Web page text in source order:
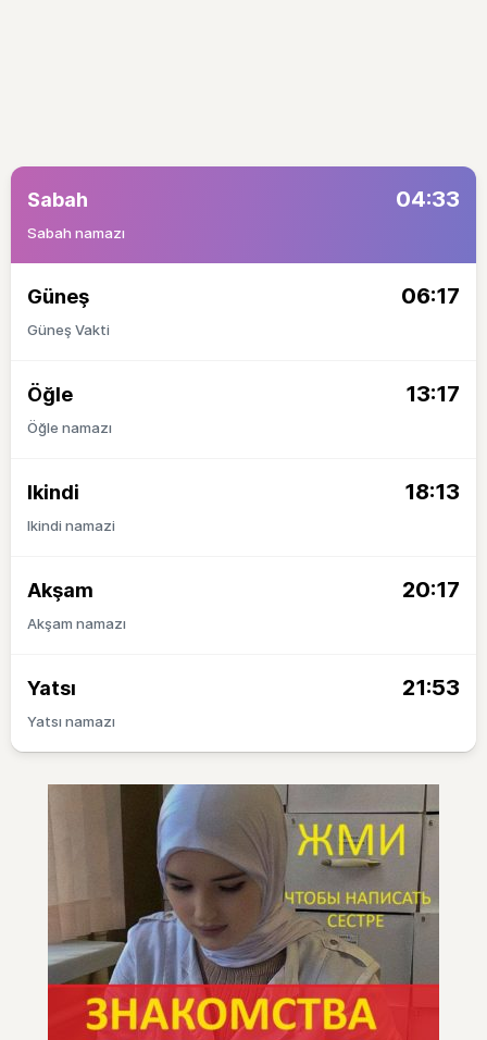
Sabah 04:33
Sabah namazı
Güneş 06:17
Güneş Vakti
Öğle 13:17
Öğle namazı
Ikindi 18:13
Ikindi namazi
Akşam 20:17
Akşam namazı
Yatsı 21:53
Yatsı namazı